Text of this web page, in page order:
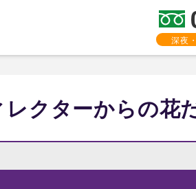
深夜
クターからの花